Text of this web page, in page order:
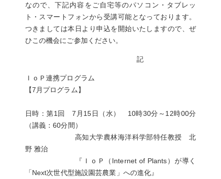
なので、下記内容をご自宅等のパソコン・タブレッ
ト・スマートフォンから受講可能となっております。
つきましては本日より申込を開始いたしますので、ぜ
ひこの機会にご参加ください。
記
ＩｏＰ連携プログラム
【7月プログラム】
日時：第1回 7月15日（水） 10時30分～12時00分
（講義：60分間）
高知大学農林海洋科学部特任教授 北
野 雅治
『ＩｏＰ（Internet of Plants）が導く
「Next次世代型施設園芸農業」への進化』